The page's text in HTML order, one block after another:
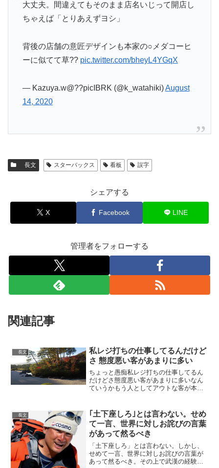
大丈夫。間違えてもそのまま店名いじって開店し
ちゃえば「とりあえずヨシ」
背後の店舗の意匠デザインも本家の○メダコーヒ
ーに似てて草?? pic.twitter.com/bheyL4YGqX
— Kazuya.w@??picIBRK (@k_watahiki)August
14, 2020
長文 スターバックス 看板 誤字
シェアする
X Facebook LINE
管理者をフォローする
関連記事
長文
私レジ打ちの仕事してるんだけど
さ 態度悪い客があまりに多い
ちょっと愚痴私レジ打ちの仕事してるん
だけどさ態度悪い客があまりに多いなん
ていうかもう人としてアウトな客が本当
いのは流石にストレス溜まるもう義務教
育で人との接し方を学...
長文
｢土下座しろ｣とは言わない。せめ
て一言、世界に対しお詫びの言葉
があって然るべき
「土下座しろ」とは言わない。しかし、
せめて一言、世界に対しお詫びの言葉が
あって然るべき。その上で武漢の経験か